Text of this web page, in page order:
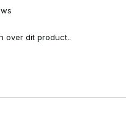
over dit product..